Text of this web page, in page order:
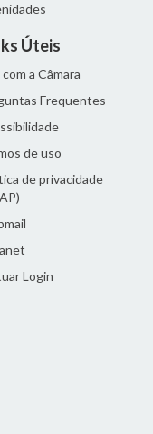
Úteis
com a Câmara
Frequentes
de uso
de privacidade
Login